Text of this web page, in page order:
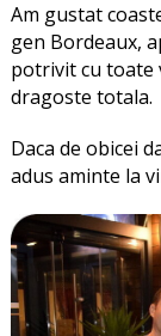
Am gustat
gen Bordeaux,
potrivit cu toate
dragoste totala.
Daca de obicei
adus aminte la